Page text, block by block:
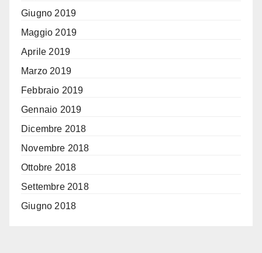
Giugno 2019
Maggio 2019
Aprile 2019
Marzo 2019
Febbraio 2019
Gennaio 2019
Dicembre 2018
Novembre 2018
Ottobre 2018
Settembre 2018
Giugno 2018